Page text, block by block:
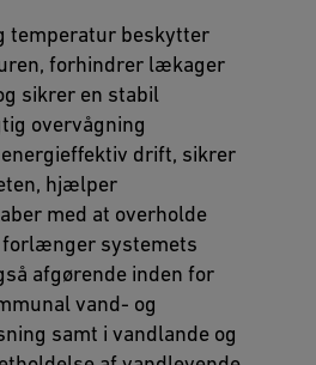
temperatur beskytter
forhindrer lækager
sikrer en stabil
overvågning
drift, sikrer
hjælper
med at overholde
forlænger systemets
afgørende inden for
vand- og
samt i vandlande og